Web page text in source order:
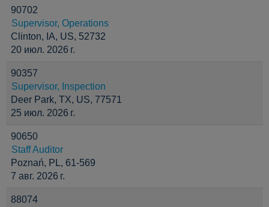
90702
Supervisor, Operations
Clinton, IA, US, 52732
20 июл. 2026 г.
90357
Supervisor, Inspection
Deer Park, TX, US, 77571
25 июл. 2026 г.
90650
Staff Auditor
Poznań, PL, 61-569
7 авг. 2026 г.
88074